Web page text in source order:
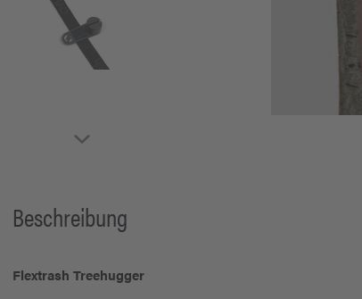
Beschreibung
Flextrash Treehugger